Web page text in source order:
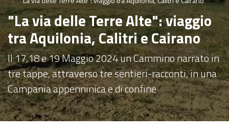
"La via delle Terre Alte": viaggio
tra Aquilonia, Calitri e Cairano
Il 17,18 e 19 Maggio 2024 un Cammino narrato in
tre tappe, attraverso tre sentieri-racconti, in una
Campania appenninica e di confine